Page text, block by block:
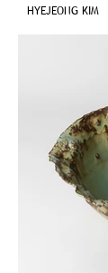
HYEJEONG KIM